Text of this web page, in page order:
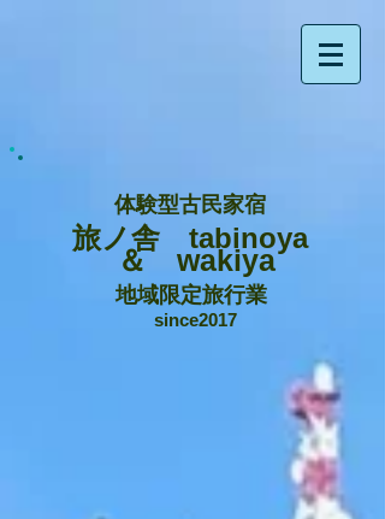
体験型古民家宿
旅ノ舎 tabinoya
＆ wakiya
地域限定旅行業
since2017